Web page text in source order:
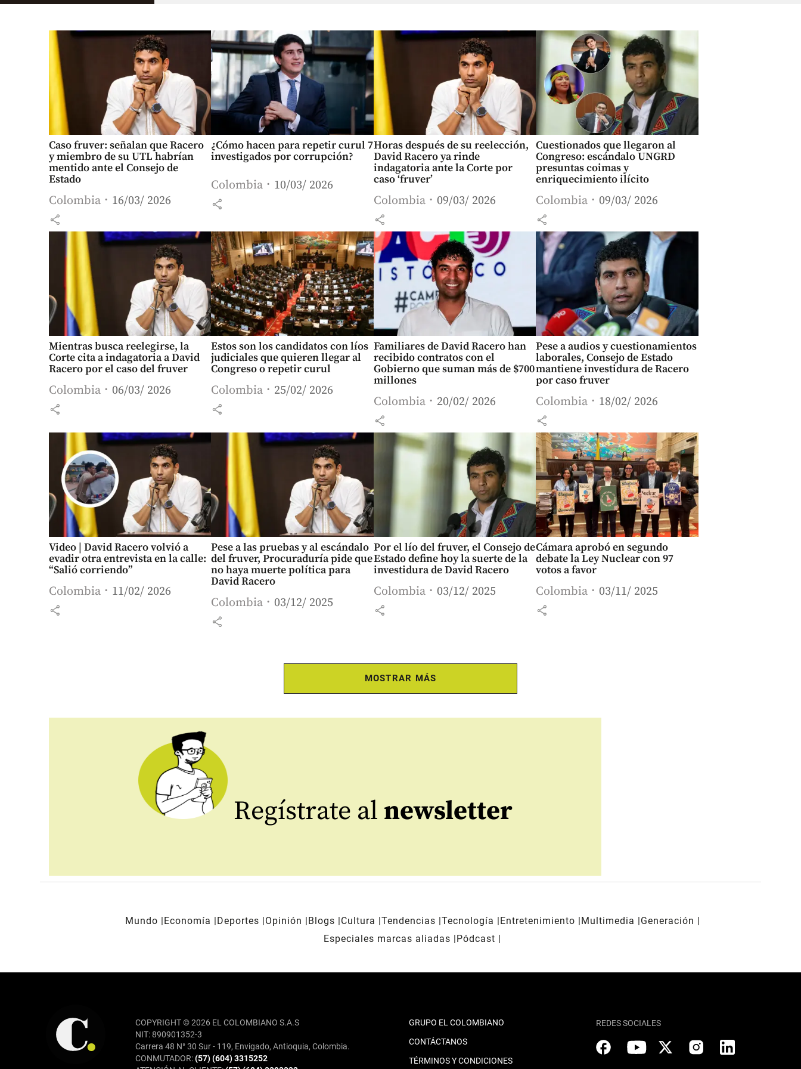
Caso fruver: señalan que Racero
y miembro de su UTL habrían
mentido ante el Consejo de
Estado
Colombia 16/03/ 2026
share
¿Cómo hacen para repetir curul 7
investigados por corrupción?
Colombia 10/03/ 2026
share
Horas después de su reelección,
David Racero ya rinde
indagatoria ante la Corte por
caso ‘fruver’
Colombia 09/03/ 2026
share
Cuestionados que llegaron al
Congreso: escándalo UNGRD
presuntas coimas y
enriquecimiento ilícito
Colombia 09/03/ 2026
share
Mientras busca reelegirse, la
Corte cita a indagatoria a David
Racero por el caso del fruver
Colombia 06/03/ 2026
share
Estos son los candidatos con líos
judiciales que quieren llegar al
Congreso o repetir curul
Colombia 25/02/ 2026
share
Familiares de David Racero han
recibido contratos con el
Gobierno que suman más de $700
millones
Colombia 20/02/ 2026
share
Pese a audios y cuestionamientos
laborales, Consejo de Estado
mantiene investidura de Racero
por caso fruver
Colombia 18/02/ 2026
share
Video | David Racero volvió a
evadir otra entrevista en la calle:
“Salió corriendo”
Colombia 11/02/ 2026
share
Pese a las pruebas y al escándalo
del fruver, Procuraduría pide que
no haya muerte política para
David Racero
Colombia 03/12/ 2025
share
Por el lío del fruver, el Consejo de
Estado define hoy la suerte de la
investidura de David Racero
Colombia 03/12/ 2025
share
Cámara aprobó en segundo
debate la Ley Nuclear con 97
votos a favor
Colombia 03/11/ 2025
share
MOSTRAR MÁS
Regístrate al newsletter
Mundo Economía Deportes Opinión Blogs Cultura Tendencias Tecnología Entretenimiento Multimedia
Generación
Especiales marcas aliadas
Pódcast
COPYRIGHT © 2026 EL COLOMBIANO S.A.S
NIT: 890901352-3
Carrera 48 N° 30 Sur - 119, Envigado, Antioquia, Colombia.
CONMUTADOR:(57) (604) 3315252
GRUPO EL COLOMBIANO
CONTÁCTANOS
TÉRMINOS Y CONDICIONES
REDES SOCIALES